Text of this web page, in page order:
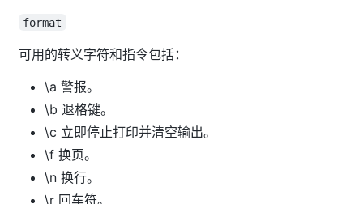
format
可用的转义字符和指令包括：
\a 警报。
\b 退格键。
\c 立即停止打印并清空输出。
\f 换页。
\n 换行。
\r 回车符。